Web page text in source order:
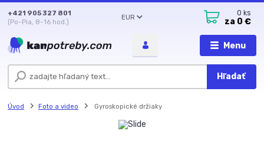
Menu
EUR
Hľadať
+421 905 327 801
(Po-Pia, 8-16 hod.)
0 ks
za 0 €
Úvod Foto a video Gyroskopické držiaky